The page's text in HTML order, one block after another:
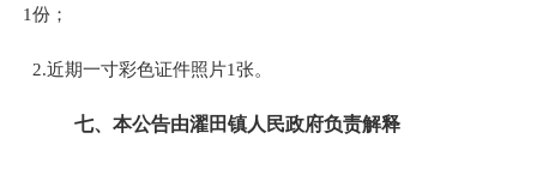
1份；
2.近期一寸彩色证件照片1张。
七、本公告由濯田镇人民政府负责解释